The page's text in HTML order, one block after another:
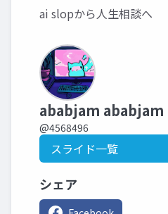
ai slopから人生相談へ
ababjam ababjam
@4568496
スライド一覧
シェア